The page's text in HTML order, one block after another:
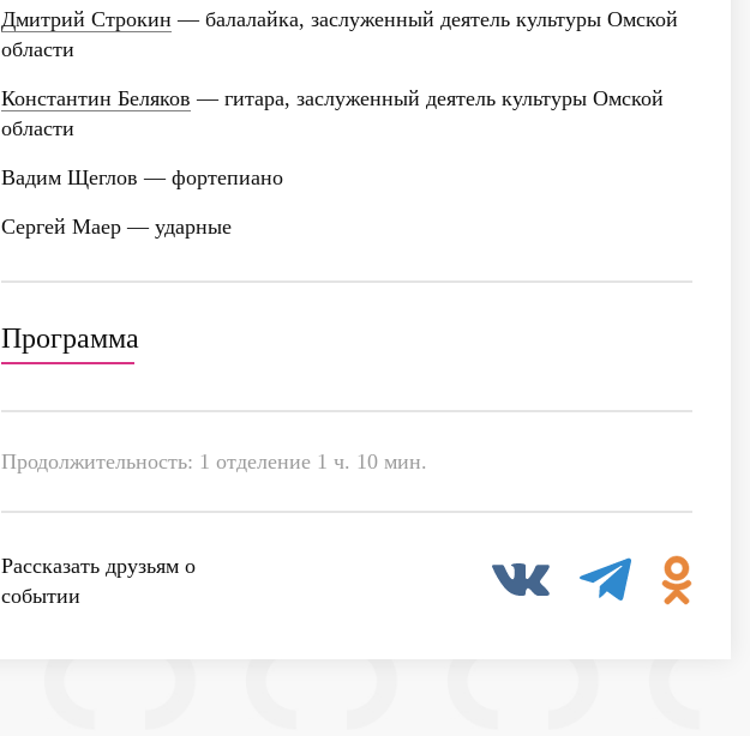
Дмитрий Строкин — балалайка, заслуженный деятель культуры Омской
области
Константин Беляков — гитара, заслуженный деятель культуры Омской
области
Вадим Щеглов — фортепиано
Сергей Маер — ударные
Программа
Продолжительность: 1 отделение 1 ч. 10 мин.
Рассказать друзьям о
событии